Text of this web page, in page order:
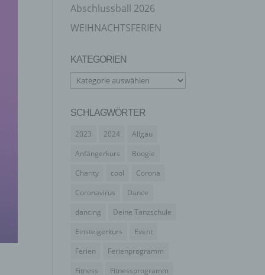
Abschlussball 2026
WEIHNACHTSFERIEN
KATEGORIEN
Kategorien
SCHLAGWÖRTER
2023 2024
Allgäu
Anfängerkurs
Boogie
Charity
cool
Corona
Coronavirus
Dance
dancing
Deine Tanzschule
Einsteigerkurs
Event
Ferien
Ferienprogramm
Fitness
Fitnessprogramm